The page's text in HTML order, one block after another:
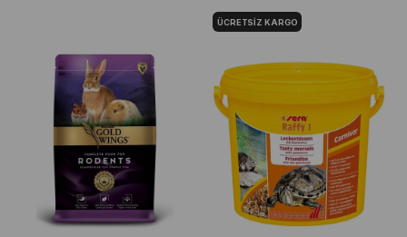
ÜCRETSIZ KARGO